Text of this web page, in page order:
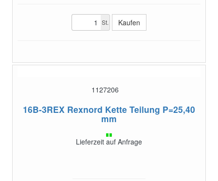
St.
1127206
16B-3REX Rexnord Kette Teilung P=25,40
mm
Lieferzeit auf Anfrage